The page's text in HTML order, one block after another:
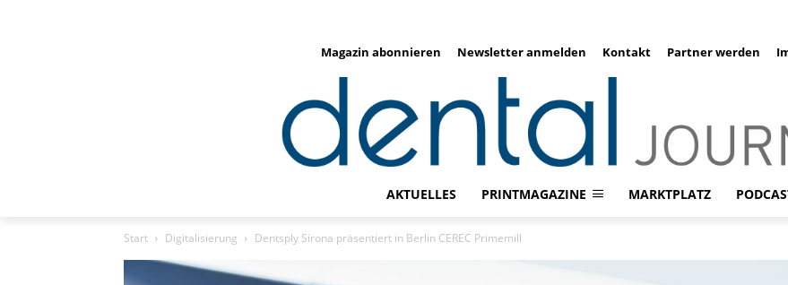
Magazin abonnieren Newsletter anmelden Kontakt Partner werden
AKTUELLES PRINTMAGAZINE MARKTPLATZ
Start Digitalisierung Dentsply Sirona präsentiert in Berlin CEREC Primemill